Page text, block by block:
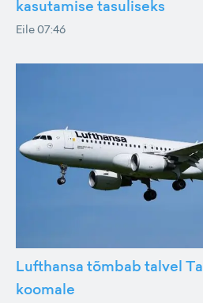
kasutamise tasuliseks
Eile 07:46
Lufthansa tõmbab talvel
koomale